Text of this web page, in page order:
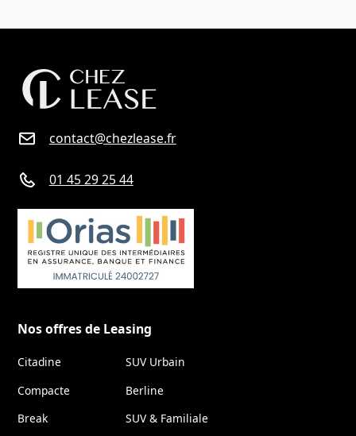
contact@chezlease.fr
01 45 29 25 44
Nos offres de Leasing
Citadine
SUV Urbain
Compacte
Berline
Break
SUV & Familiale